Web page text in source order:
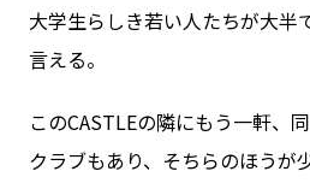
大学生らしき若い人たちが大半
言える。
このCASTLEの隣にもう一軒、
クラブもあり、そちらのほうが